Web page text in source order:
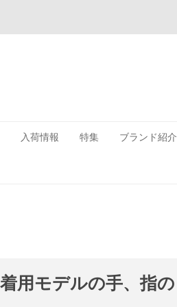
入荷情報 特集 ブランド紹介
用モデルの手、指の